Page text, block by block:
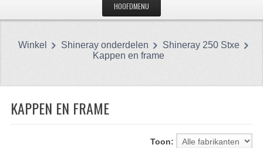
HOOFDMENU
CATEGORIEËN
CFMOTO 500-A/2A / GOES 520
Winkel Shineray onderdelen
Shineray 250 Stxe
Kappen en frame
KAPPEN EN FRAME
Toon: